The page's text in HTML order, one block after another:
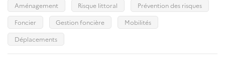
Aménagement Risque littoral
Prévention des risques
Foncier
Gestion foncière
Mobilités
Déplacements